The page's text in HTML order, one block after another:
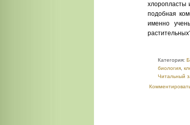
хлоропласты
подобная
именно
Категория:
биология
Читальный